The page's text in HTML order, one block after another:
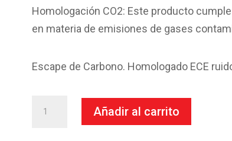
Homologación CO2: Este producto
en materia de emisiones de gases
Escape de Carbono. Homologado ECE
Añadir al carrito